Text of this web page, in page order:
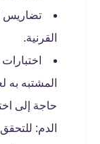
تضاريس
القرنية.
المشتبه به
حاجة إلى
الدم: